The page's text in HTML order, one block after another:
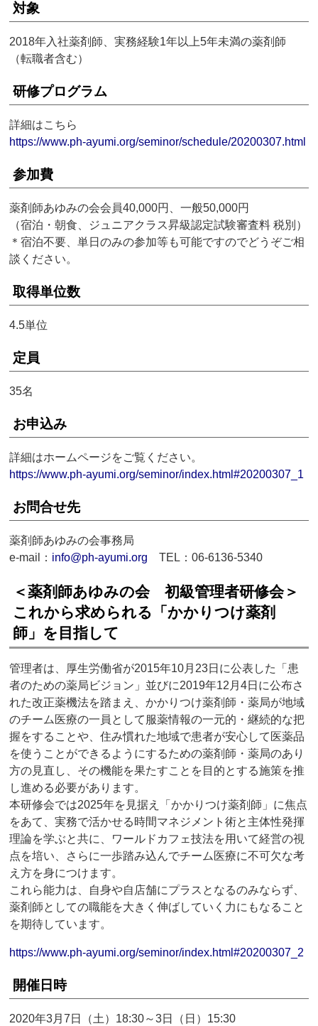
対象
2018年入社薬剤師、実務経験1年以上5年未満の薬剤師
（転職者含む）
研修プログラム
詳細はこちら
https://www.ph-ayumi.org/seminor/schedule/20200307.html
参加費
薬剤師あゆみの会会員40,000円、一般50,000円
（宿泊・朝食、ジュニアクラス昇級認定試験審査料 税別）
＊宿泊不要、単日のみの参加等も可能ですのでどうぞご相
談ください。
取得単位数
4.5単位
定員
35名
お申込み
詳細はホームページをご覧ください。
https://www.ph-ayumi.org/seminor/index.html#20200307_1
お問合せ先
薬剤師あゆみの会事務局
e-mail： info@ph-ayumi.org TEL：06-6136-5340
＜薬剤師あゆみの会 初級管理者研修会＞
これから求められる「かかりつけ薬剤
師」を目指して
管理者は、厚生労働省が2015年10月23日に公表した「患
者のための薬局ビジョン」並びに2019年12月4日に公布さ
れた改正薬機法を踏まえ、かかりつけ薬剤師・薬局が地域
のチーム医療の一員として服薬情報の一元的・継続的な把
握をすることや、住み慣れた地域で患者が安心して医薬品
を使うことができるようにするための薬剤師・薬局のあり
方の見直し、その機能を果たすことを目的とする施策を推
し進める必要があります。
本研修会では2025年を見据え「かかりつけ薬剤師」に焦点
をあて、実務で活かせる時間マネジメント術と主体性発揮
理論を学ぶと共に、ワールドカフェ技法を用いて経営の視
点を培い、さらに一歩踏み込んでチーム医療に不可欠な考
え方を身につけます。
これら能力は、自身や自店舗にプラスとなるのみならず、
薬剤師としての職能を大きく伸ばしていく力にもなること
を期待しています。
https://www.ph-ayumi.org/seminor/index.html#20200307_2
開催日時
2020年3月7日（土）18:30～3日（日）15:30